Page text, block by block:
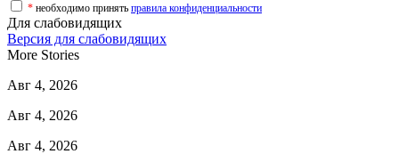
* необходимо принять правила конфиденциальности
Для слабовидящих
Версия для слабовидящих
More Stories
Авг 4, 2026
Авг 4, 2026
Авг 4, 2026